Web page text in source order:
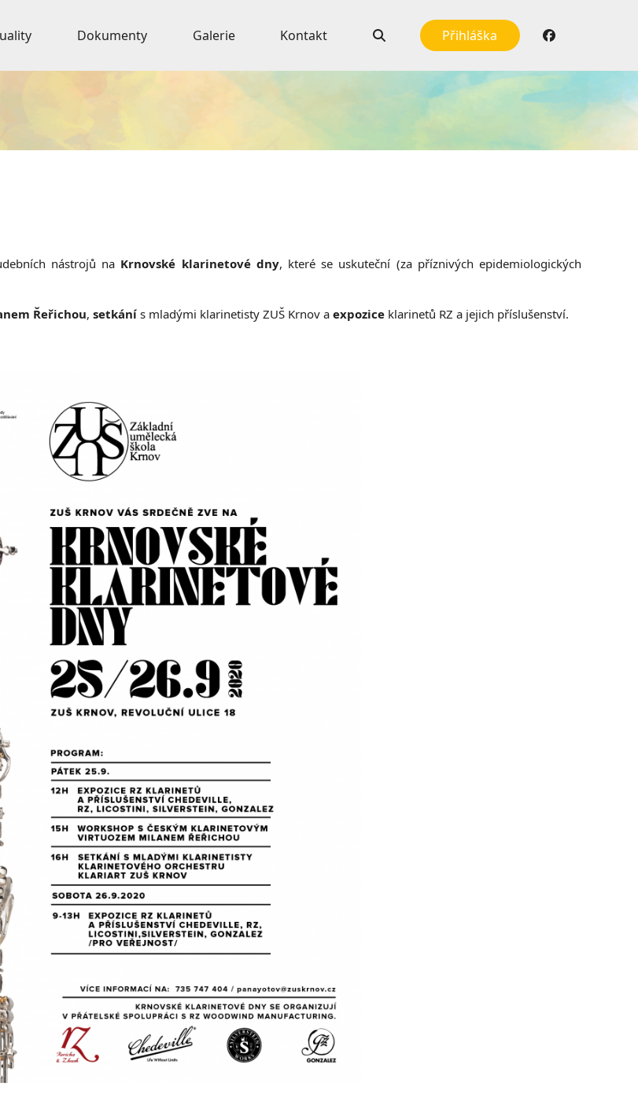
Dokumenty Galerie Kontakt Přihláška
nástrojů na Krnovské klarinetové dny, které se uskuteční (za příznivých epidemiologických
Řeřichou, setkání s mladými klarinetisty ZUŠ Krnov a expozice klarinetů RZ a jejich příslušenství.